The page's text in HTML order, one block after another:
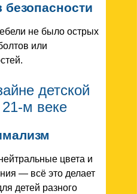
безопасности
не было острых
или
детской
м веке
цвета и
— всё это делает
детей разного